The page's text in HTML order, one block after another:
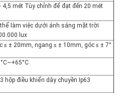
4,5 mét Tùy chỉnh để đạt đến 20 mét
làm việc dưới ánh sáng mặt trời
lux
≤ ± 20mm, ngang ≤ ± 10mm, góc ≤ ± 7°
hộp điều khiển dây chuyền Ip63